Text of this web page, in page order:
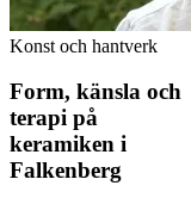
Konst och hantverk
Form, känsla och
terapi på
keramiken i
Falkenberg